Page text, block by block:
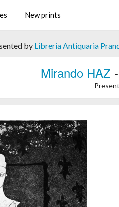
New prints
by Libreria Antiquaria
Mirando HAZ